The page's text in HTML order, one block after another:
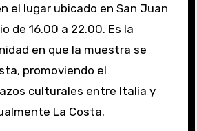
el lugar ubicado en San Juan
de 16.00 a 22.00. Es la
en que la muestra se
promoviendo el
culturales entre Italia y
La Costa.